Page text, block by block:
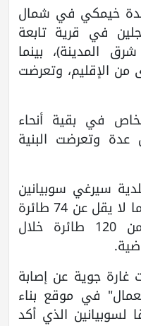
خيمكي في شمال
في قرية تابعة
المدينة)، بينما
الإقليم، وتعرضت
في بقية أنحاء
عدة وتعرضت البنية
سيرغي سوبيانين
إن الدفاعات الجوية أسقطت ما لا يقل عن 74 طائرة
مسيرة خلال الليل وأكثر من 120 طائرة خلال
جوية عن إصابة
في موقع بناء
الذي أكد